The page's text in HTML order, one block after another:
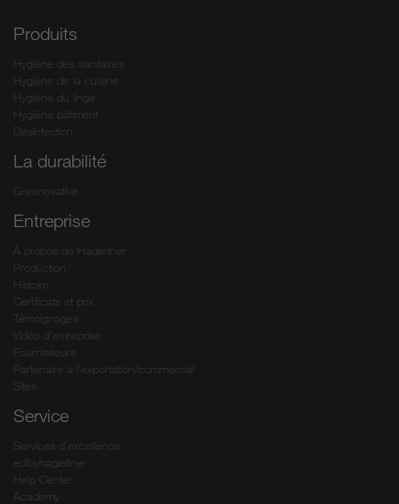
Produits
Hygiène des sanitaires
Hygiène de la cuisine
Hygiène du linge
Hygiène bâtiment
Désinfection
La durabilité
Greenovative
Entreprise
À propos de Hagleitner
Production
Histoire
Certificats et prix
Témoignages
Vidéo d’entreprise
Fournisseurs
Partenaire à l’exportation/commercial
Sites
Service
Services d’excellence
edibyhagleitner
Help Center
Academy